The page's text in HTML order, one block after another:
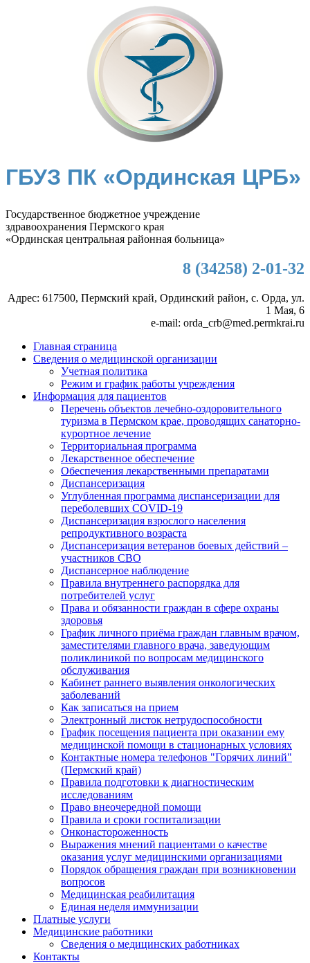
ГБУЗ ПК «Ординская ЦРБ»
Государственное бюджетное учреждение
здравоохранения Пермского края
«Ординская центральная районная больница»
8 (34258) 2-01-32
Адрес: 617500, Пермский край, Ординский район, с. Орда, ул.
1 Мая, 6
e-mail: orda_crb@med.permkrai.ru
Главная страница
Сведения о медицинской организации
Учетная политика
Режим и график работы учреждения
Информация для пациентов
Перечень объектов лечебно-оздоровительного
туризма в Пермском крае, проводящих санаторно-
курортное лечение
Территориальная программа
Лекарственное обеспечение
Обеспечения лекарственными препаратами
Диспансеризация
Углубленная программа диспансеризации для
переболевших COVID-19
Диспансеризация взрослого населения
репродуктивного возраста
Диспансеризация ветеранов боевых действий –
участников СВО
Диспансерное наблюдение
Правила внутреннего распорядка для
потребителей услуг
Права и обязанности граждан в сфере охраны
здоровья
График личного приёма граждан главным врачом,
заместителями главного врача, заведующим
поликлиникой по вопросам медицинского
обслуживания
Кабинет раннего выявления онкологических
заболеваний
Как записаться на прием
Электронный листок нетрудоспособности
График посещения пациента при оказании ему
медицинской помощи в стационарных условиях
Контактные номера телефонов "Горячих линий"
(Пермский край)
Правила подготовки к диагностическим
исследованиям
Право внеочередной помощи
Правила и сроки госпитализации
Онконастороженность
Выражения мнений пациентами о качестве
оказания услуг медицинскими организациями
Порядок обращения граждан при возникновении
вопросов
Медицинская реабилитация
Единая неделя иммунизации
Платные услуги
Медицинские работники
Сведения о медицинских работниках
Контакты